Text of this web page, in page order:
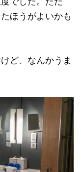
ほうがよいかも
ど、なんかうま